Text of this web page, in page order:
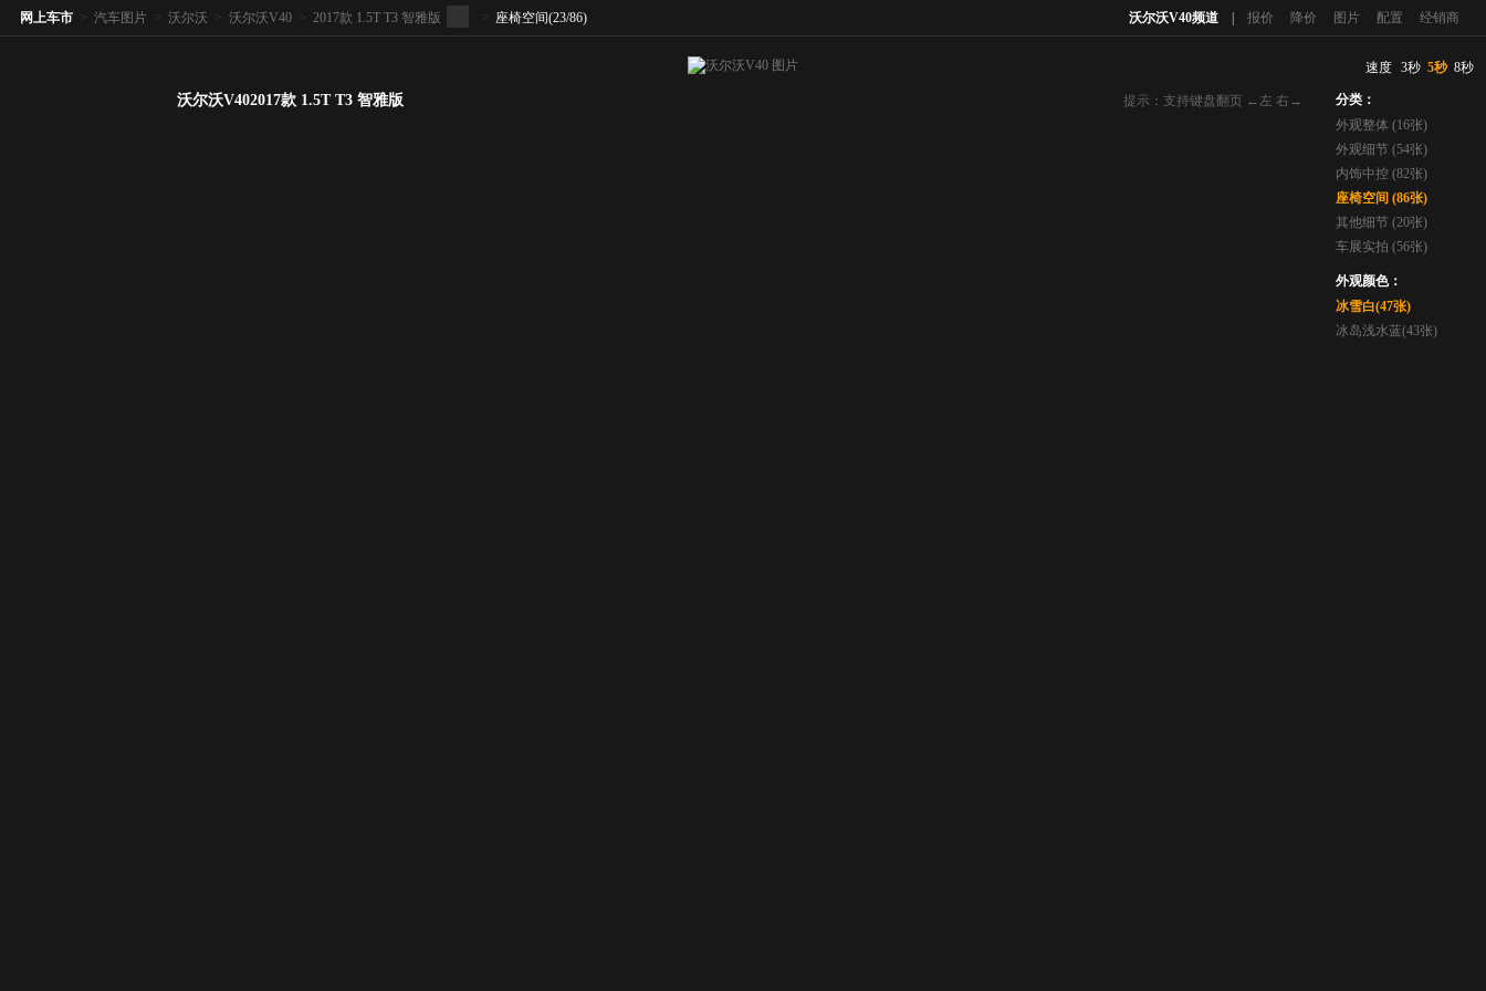
沃尔沃V40频道 报价 降价 图片 配置 经销商
网上车市 > 汽车图片 > 沃尔沃 > 沃尔沃V40 > 2017款 1.5T T3 智雅版 > 座椅空间(23/86)
提示：支持键盘翻页 ←左 右→
沃尔沃V402017款 1.5T T3 智雅版
速度 3秒 5秒 8秒
分类：
外观整体 (16张)
外观细节 (54张)
内饰中控 (82张)
座椅空间 (86张)
其他细节 (20张)
车展实拍 (56张)
外观颜色：
冰雪白(47张)
冰岛浅水蓝(43张)